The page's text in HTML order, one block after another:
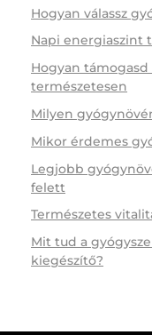
Hogyan válassz
Napi energiaszint
Hogyan
természetesen
Milyen
Mikor érdemes
Legjobb
felett
Természetes
Mit tud a
kiegészítő?